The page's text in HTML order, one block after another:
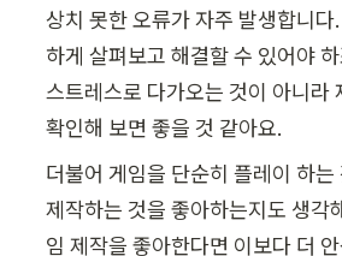
상치 못한 오류가 자주 발생합니
하게 살펴보고 해결할 수 있어야
스트레스로 다가오는 것이 아니라
확인해 보면 좋을 것 같아요.
더불어 게임을 단순히 플레이 하
제작하는 것을 좋아하는지도 생각
임 제작을 좋아한다면 이보다 더